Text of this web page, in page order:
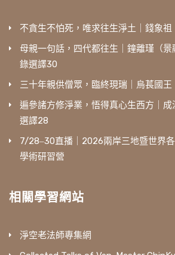
不貪生不怕死，唯求往生淨土｜錢象祖
母親一句話，四代都往生｜鐘離瑾（
錄選譯30
三十年親供僧眾，臨終現瑞｜烏萇國
遍參諸方修淨業，悟得真心生西方｜
選譯28
7/28‒30直播｜2026兩岸三地暨世界
學術研習營
相關學習網站
淨空老法師專集網